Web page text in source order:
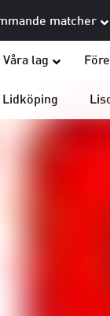
matcher
Våra lag
Lidköping